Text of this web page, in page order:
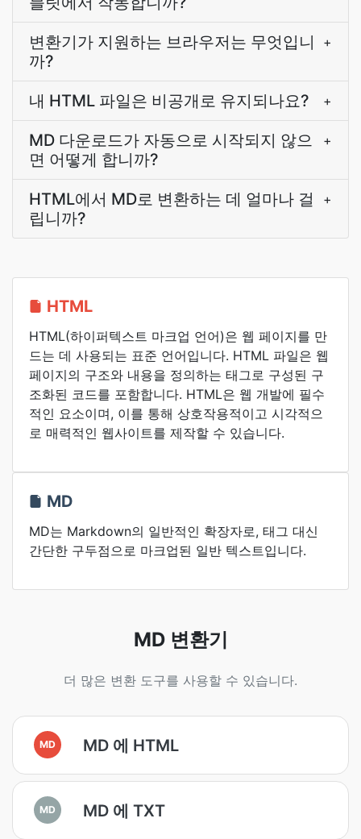
변환기가 지원하는 브라우저는 무엇입니
까?
+
내 HTML 파일은 비공개로 유지되나요? +
MD 다운로드가 자동으로 시작되지 않으
면 어떻게 합니까?
+
HTML에서 MD로 변환하는 데 얼마나 걸
립니까?
+
HTML
HTML(하이퍼텍스트 마크업 언어)은 웹 페이지를 만
드는 데 사용되는 표준 언어입니다. HTML 파일은 웹
페이지의 구조와 내용을 정의하는 태그로 구성된 구
조화된 코드를 포함합니다. HTML은 웹 개발에 필수
적인 요소이며, 이를 통해 상호작용적이고 시각적으
로 매력적인 웹사이트를 제작할 수 있습니다.
MD
MD는 Markdown의 일반적인 확장자로, 태그 대신
간단한 구두점으로 마크업된 일반 텍스트입니다.
MD 변환기
더 많은 변환 도구를 사용할 수 있습니다.
MD MD 에 HTML
MD MD 에 TXT